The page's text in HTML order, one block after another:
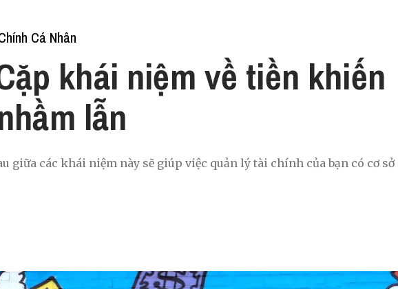
Cá Nhân
khái niệm về tiền khiến
lẫn
giữa các khái niệm này sẽ giúp việc quản lý tài chính của bạn có cơ sở